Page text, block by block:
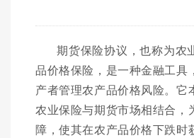
期货保险协议，也称为农
品价格保险，是一种金融工具
产者管理农产品价格风险。它
农业保险与期货市场相结合，
障，使其在农产品价格下跌时